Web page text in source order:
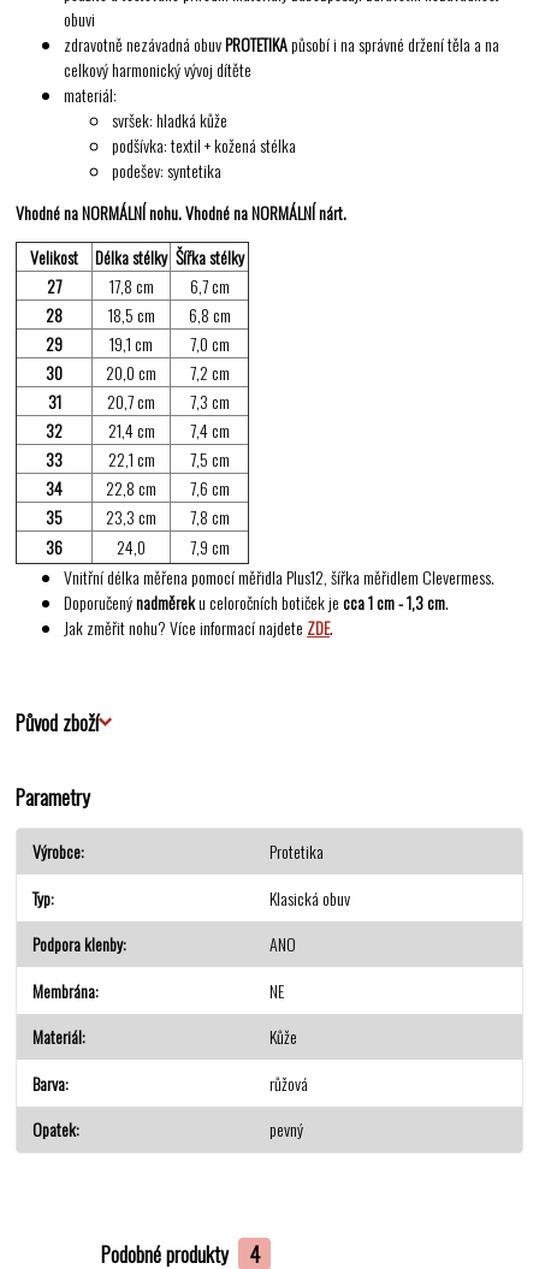
obuvi
zdravotně nezávadná obuvPROTETIKApůsobí i na správné držení těla a na
celkový harmonický vývoj dítěte
materiál:
svršek: hladká kůže
podšívka: textil + kožená stélka
podešev: syntetika
Vhodné na NORMÁLNÍ nohu. Vhodné na NORMÁLNÍ nárt.
Velikost
Délka stélky Šířka stélky
27
17,8 cm
6,7 cm
28
18,5 cm
6,8 cm
29
19,1 cm
7,0 cm
30
20,0 cm
7,2 cm
31
20,7 cm
7,3 cm
32
21,4 cm
7,4 cm
33
22,1 cm
7,5 cm
34
22,8 cm
7,6 cm
35
23,3 cm
7,8 cm
36
24,0
7,9 cm
Vnitřní délka měřena pomocí měřidla Plus12, šířka měřidlem Clevermess.
Doporučenýnadměreku celoročních botiček jecca 1 cm - 1,3 cm.
Jak změřit nohu? Více informací najdete ZDE.
Původ zboží
Parametry
Výrobce
Protetika
Typ
Klasická obuv
Podpora klenby
ANO
Membrána
NE
Materiál
Kůže
Barva
růžová
Opatek
pevný
Podobné produkty 4